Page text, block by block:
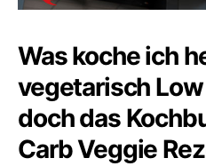
Was koche ich
vegetarisch
doch das
Carb Veggie